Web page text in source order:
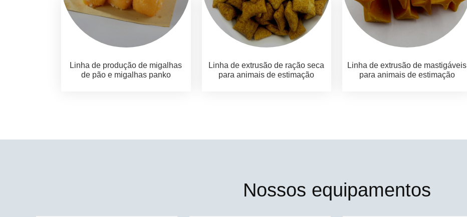
Linha de produção de migalhas
de pão e migalhas panko
Linha de extrusão de ração seca
para animais de estimação
Linha de extrusão de mastigáveis
para animais de estimação
Nossos equipamentos